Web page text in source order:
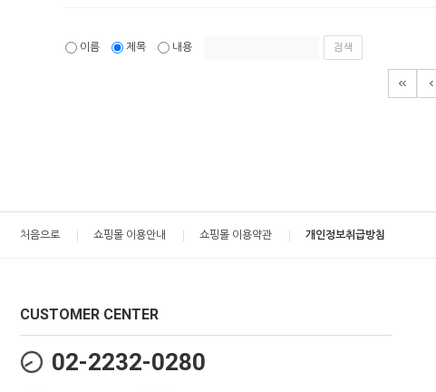
이름 제목 내용 검색
처음으로 쇼핑몰 이용안내 쇼핑몰 이용약관 개인정보취급방침
CUSTOMER CENTER
02-2232-0280